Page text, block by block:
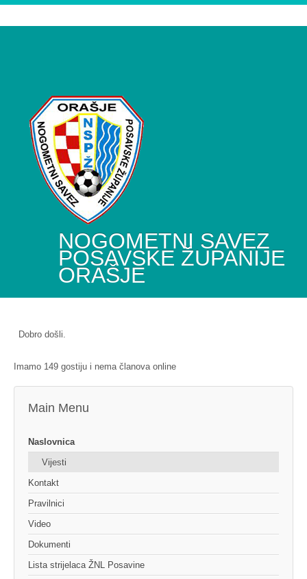
NOGOMETNI SAVEZ
POSAVSKE ŽUPANIJE
ORAŠJE
Dobro došli.
Imamo 149 gostiju i nema članova online
Main Menu
Naslovnica
Vijesti
Kontakt
Pravilnici
Video
Dokumenti
Lista strijelaca ŽNL Posavine